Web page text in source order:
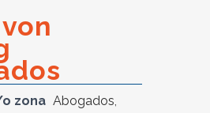
zona Abogados,